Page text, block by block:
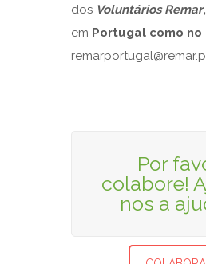
dos Voluntários Remar,
em Portugal como
Por
colabore!
nos a